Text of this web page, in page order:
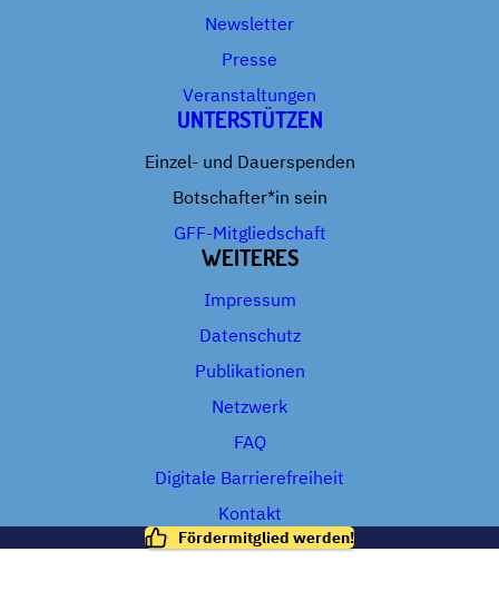
Newsletter
Presse
Veranstaltungen
UNTERSTÜTZEN
Einzel- und Dauerspenden
Botschafter*in sein
GFF-Mitgliedschaft
WEITERES
Impressum
Datenschutz
Publikationen
Netzwerk
FAQ
Digitale Barrierefreiheit
Kontakt
Fördermitglied werden!